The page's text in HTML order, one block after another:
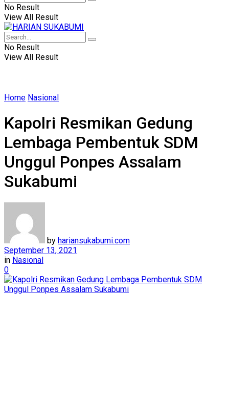
No Result
View All Result
No Result
View All Result
Home Nasional
Kapolri Resmikan Gedung
Lembaga Pembentuk SDM
Unggul Ponpes Assalam
Sukabumi
by hariansukabumi.com
September 13, 2021
in Nasional
0